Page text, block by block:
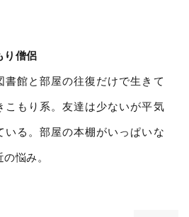
り僧侶
書館と部屋の往復だけで生きて
こもり系。友達は少ないが平気
いる。部屋の本棚がいっぱいな
悩み。